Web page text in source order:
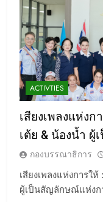
ACTIVTIES
เสียงเพลงแห่ง
เต้ย & น้องน้ำ
กองบรรณาธิการ
เสียงเพลงแห่งการใ
ผู้เป็นสัญลักษณ์แห่งก